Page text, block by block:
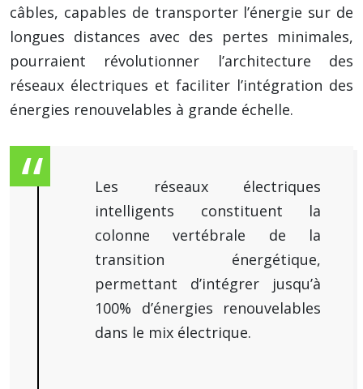
câbles, capables de transporter l’énergie sur de
longues distances avec des pertes minimales,
pourraient révolutionner l’architecture des
réseaux électriques et faciliter l’intégration des
énergies renouvelables à grande échelle.
Les réseaux électriques
intelligents constituent la
colonne vertébrale de la
transition énergétique,
permettant d’intégrer jusqu’à
100% d’énergies renouvelables
dans le mix électrique.